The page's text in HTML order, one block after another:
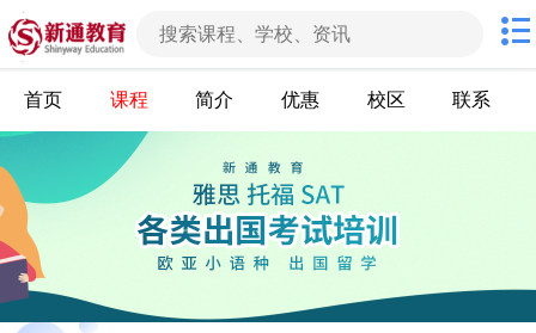
首页 课程 简介 优惠 校区 联系